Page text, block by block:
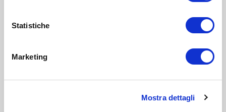
Statistiche
Marketing
Mostra dettagli